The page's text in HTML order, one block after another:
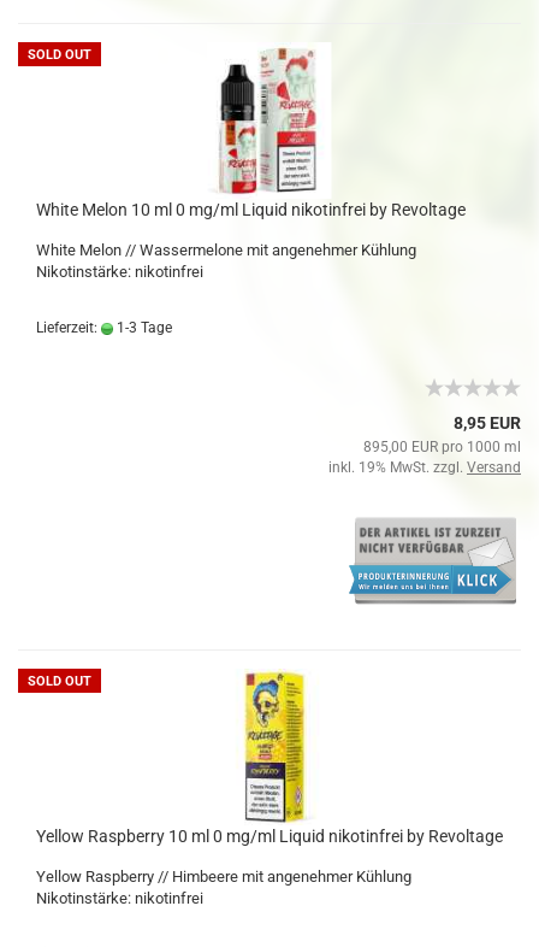
SOLD OUT
White Melon 10 ml 0 mg/ml Liquid nikotinfrei by Revoltage
White Melon // Wassermelone mit angenehmer Kühlung
Nikotinstärke: nikotinfrei
Lieferzeit: 1-3 Tage
8,95 EUR
895,00 EUR pro 1000 ml
inkl. 19% MwSt. zzgl. Versand
SOLD OUT
Yellow Raspberry 10 ml 0 mg/ml Liquid nikotinfrei by Revoltage
Yellow Raspberry // Himbeere mit angenehmer Kühlung
Nikotinstärke: nikotinfrei